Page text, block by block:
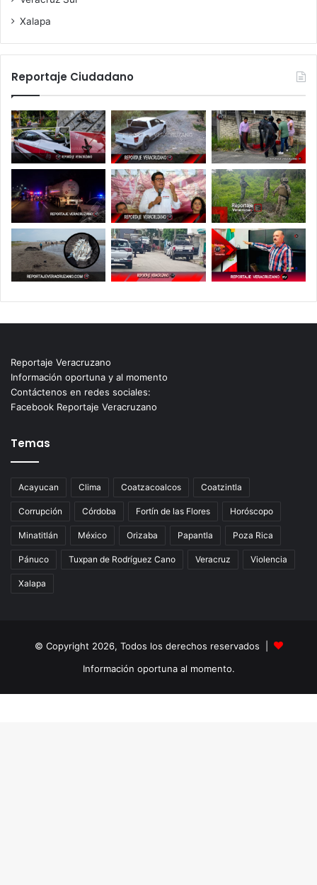
Xalapa
Reportaje Ciudadano
Reportaje Veracruzano
Información oportuna y al momento
Contáctenos en redes sociales:
Facebook Reportaje Veracruzano
Temas
Acayucan Clima Coatzacoalcos Coatzintla
Corrupción Córdoba Fortín de las Flores Horóscopo
Minatitlán México Orizaba Papantla Poza Rica
Pánuco Tuxpan de Rodríguez Cano Veracruz Violencia
Xalapa
© Copyright 2026, Todos los derechos reservados |
Información oportuna al momento.